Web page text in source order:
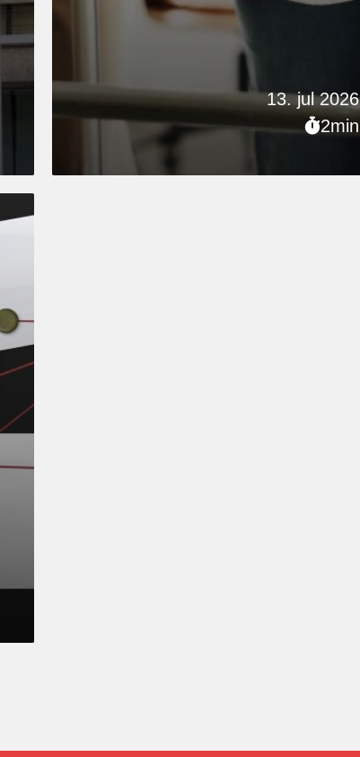
13. jul 2026
2min